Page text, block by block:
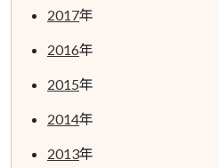
2017年
2016年
2015年
2014年
2013年